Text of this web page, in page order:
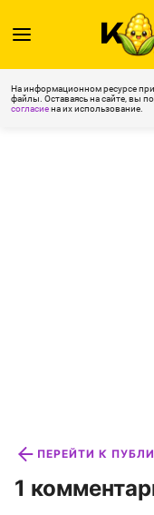
На информационном ресурсе
файлы. Оставаясь на сайте, вы
согласиена их использование.
ПЕРЕЙТИ К
1